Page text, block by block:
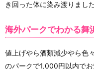
き回った体に染み渡りまし
海外パークでわかる舞
値上げやら酒類減少やら色
のパークで1,000円以内で